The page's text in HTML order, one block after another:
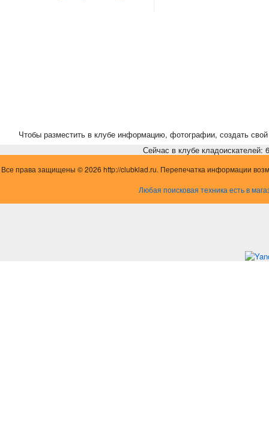
Чтобы разместить в клубе информацию, фотографии, создать свой
Сейчас в клубе кладоискателей:
Все права защищены © 2026 http://clubklad.ru. Перепечатка информации
Любая поисковая техника есть в